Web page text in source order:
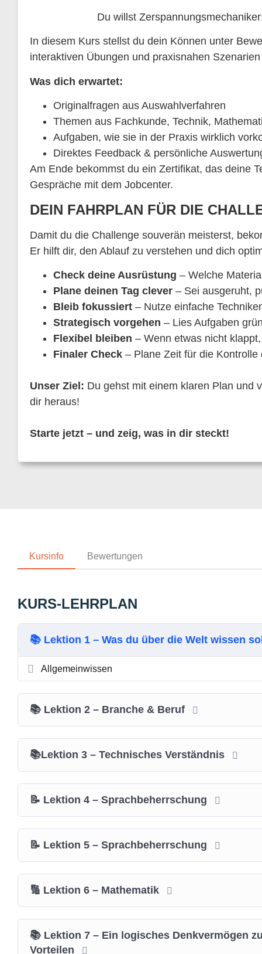
Du willst
In diesem Kurs stellst du dein Können unter
interaktiven Übungen und praxisnahen
Was dich erwartet:
Originalfragen aus Auswahlverfahren
Themen aus Fachkunde, Technik,
Aufgaben, wie sie in der Praxis wirklich
Direktes Feedback & persönliche
Am Ende bekommst du ein Zertifikat, das deine
Gespräche mit dem Jobcenter.
DEIN FAHRPLAN FÜR DIE
Damit du die Challenge souverän meisterst,
Er hilft dir, den Ablauf zu verstehen und dich
Check deine Ausrüstung – Welche
Plane deinen Tag clever – Sei ausgeruht,
Bleib fokussiert – Nutze einfache
Strategisch vorgehen – Lies Aufgaben
Flexibel bleiben – Wenn etwas nicht
Finaler Check – Plane Zeit für die Kontrolle
Unser Ziel: Du gehst mit einem klaren Plan und
dir heraus!
Starte jetzt – und zeig, was in dir steckt!
Kursinfo Bewertungen
KURS-LEHRPLAN
📚 Lektion 1 – Was du über die Welt wissen
Allgemeinwissen
📚 Lektion 2 – Branche & Beruf
📚Lektion 3 – Technisches Verständnis
📝 Lektion 4 – Sprachbeherrschung
📝 Lektion 5 – Sprachbeherrschung
🔢 Lektion 6 – Mathematik
📚 Lektion 7 – Ein logisches Denkvermögen
Vorteilen